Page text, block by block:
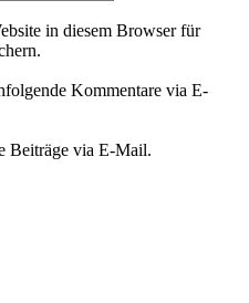
in diesem Browser für
Kommentare via E-
Beiträge via E-Mail.